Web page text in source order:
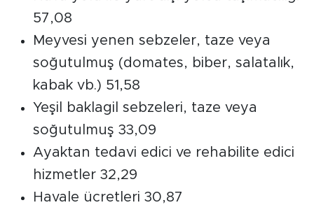
57,08
Meyvesi yenen sebzeler, taze veya
soğutulmuş (domates, biber, salatalık,
kabak vb.) 51,58
Yeşil baklagil sebzeleri, taze veya
soğutulmuş 33,09
Ayaktan tedavi edici ve rehabilite edici
hizmetler 32,29
Havale ücretleri 30,87